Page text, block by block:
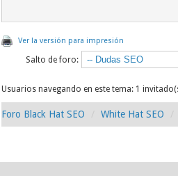
Ver la versión para impresión
Salto de foro:
Usuarios navegando en este tema: 1
Foro Black Hat SEO White Hat SEO